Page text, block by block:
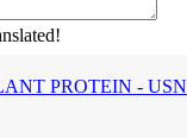
PROTEIN - USN